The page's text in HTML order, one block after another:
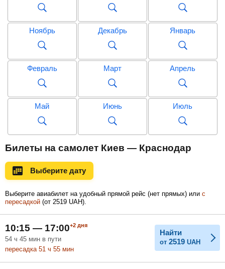
Ноябрь Декабрь Январь
Февраль Март Апрель
Май Июнь Июль
Сентябрь
Ноябрь
Билеты на самолет Киев — Краснодар
Выберите дату
Выберите авиабилет на удобный прямой рейс (нет прямых) или с
пересадкой (от 2519 UAH).
10:15 — 17:00+2 дня
54 ч 45 мин в пути
пересадка 51 ч 55 мин
Найти
от 2519 UAH